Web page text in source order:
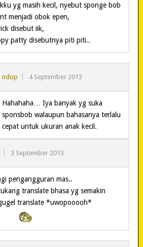
yg masih kecil, nyebut sponge bob
menjadi obok epen,
disebut iik,
patty disebutnya piti piti..
ndop 4 September 2013
Hahahaha… Iya banyak yg suka
sponsbob walaupun bahasanya terlalu
cepat untuk ukuran anak kecil.
3 September 2013
pengangguran mas..
translate bhasa yg semakin
translate *uwopooooh*